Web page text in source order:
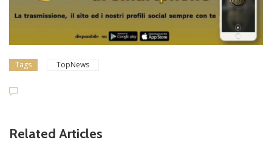
Tags TopNews
Related Articles